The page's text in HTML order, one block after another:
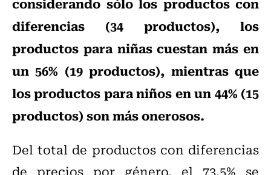
diferencias (34 productos), los
productos para niñas cuestan más en
un 56% (19 productos), mientras que
los productos para niños en un 44% (15
productos) son más onerosos.
Del total de productos con diferencias
de precios por género, el 73,5% se